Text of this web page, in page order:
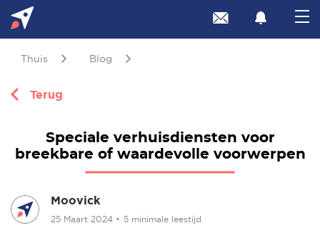
Thuis Blog
Terug
Speciale verhuisdiensten voor
breekbare of waardevolle voorwerpen
Moovick
25 Maart 2024 • 5 minimale leestijd